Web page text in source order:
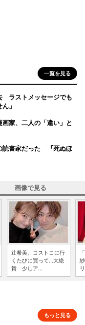
一覧を見る
ラストメッセージでも
」
家、二人の「違い」と
読書家だった 『死ぬほ
画像で見る
辻希美、コストコに行
くたびに買って...大絶
賛 少しア...
もっと見る